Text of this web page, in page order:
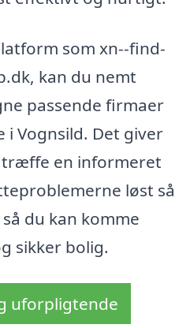
som xn--find-
kan du nemt
passende firmaer
Vognsild. Det giver
en informeret
løst så
du kan komme
sikker bolig.
uforpligtende